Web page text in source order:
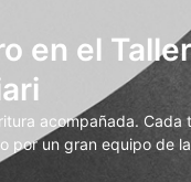
en el
acompañada. Cada
por un gran equipo de